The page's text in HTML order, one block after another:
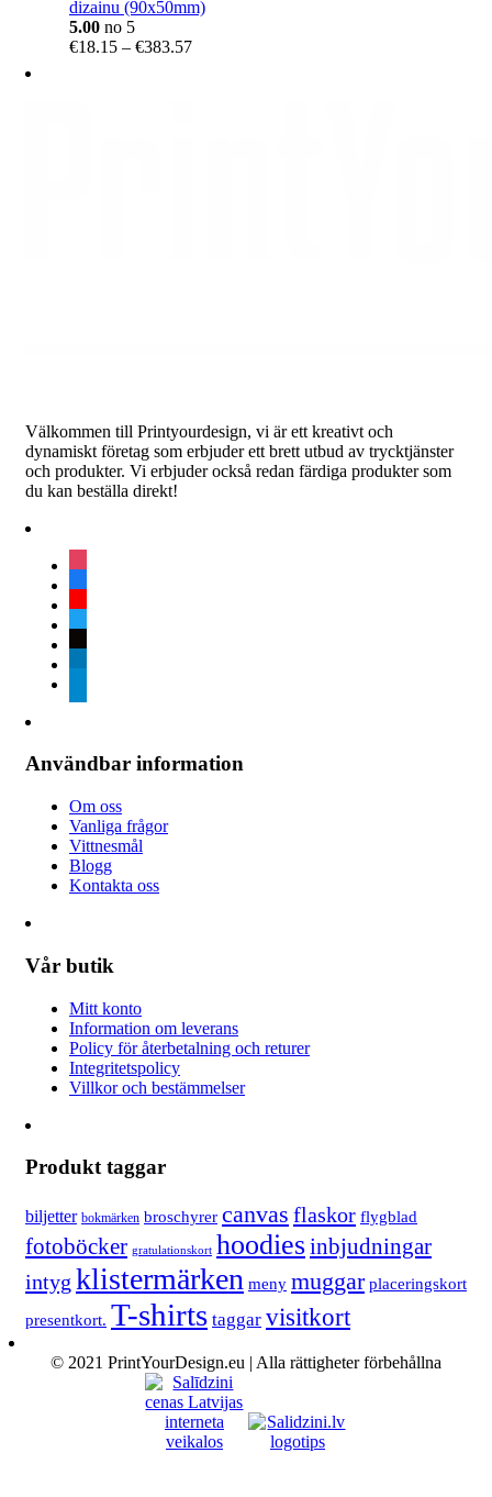
dizainu (90x50mm)
5.00 no 5
€18.15 – €383.57Price
Välkommen till Printyourdesign, vi är ett kreativt och
dynamiskt företag som erbjuder ett brett utbud av trycktjänster
och produkter. Vi erbjuder också redan färdiga produkter som
du kan beställa direkt!
Användbar information
Om oss
Vanliga frågor
Vittnesmål
Blogg
Kontakta oss
Vår butik
Mitt konto
Information om leverans
Policy för återbetalning och returer
Integritetspolicy
Villkor och bestämmelser
Produkt taggar
biljetter bokmärken broschyrer canvas flaskor flygblad
fotoböcker gratulationskort hoodiesinbjudningar
intyg klistermärken meny muggar placeringskort
presentkort. T-shirts taggar visitkort
© 2021 PrintYourDesign.eu | Alla rättigheter förbehållna